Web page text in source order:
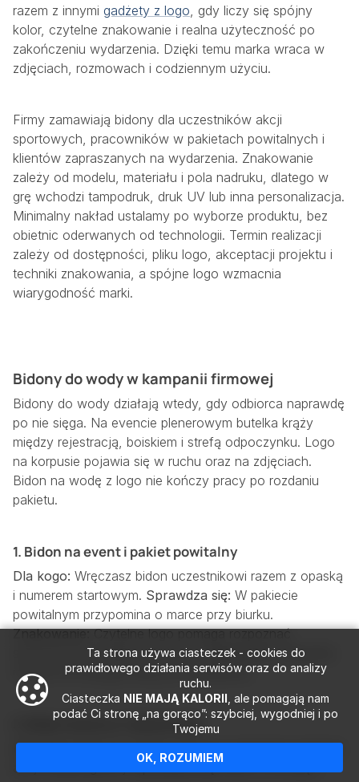
Ta strona używa ciasteczek - cookies do
prawidłowego działania serwisów oraz do analizy
ruchu.
Ciasteczka NIE MAJĄ KALORII , ale pomagają nam
podać Ci stronę „na gorąco”: szybciej, wygodniej i po
Twojemu
OK, ROZUMIEM
razem z innymi gadżety z logo, gdy liczy się spójny
kolor, czytelne znakowanie i realna użyteczność po
zakończeniu wydarzenia. Dzięki temu marka wraca w
zdjęciach, rozmowach i codziennym użyciu.
Firmy zamawiają bidony dla uczestników akcji
sportowych, pracowników w pakietach powitalnych i
klientów zapraszanych na wydarzenia. Znakowanie
zależy od modelu, materiału i pola nadruku, dlatego w
grę wchodzi tampodruk, druk UV lub inna personalizacja.
Minimalny nakład ustalamy po wyborze produktu, bez
obietnic oderwanych od technologii. Termin realizacji
zależy od dostępności, pliku logo, akceptacji projektu i
techniki znakowania, a spójne logo wzmacnia
wiarygodność marki.
Bidony do wody w kampanii firmowej
Bidony do wody działają wtedy, gdy odbiorca naprawdę
po nie sięga. Na evencie plenerowym butelka krąży
między rejestracją, boiskiem i strefą odpoczynku. Logo
na korpusie pojawia się w ruchu oraz na zdjęciach.
Bidon na wodę z logo nie kończy pracy po rozdaniu
pakietu.
1. Bidon na event i pakiet powitalny
Dla kogo: Wręczasz bidon uczestnikowi razem z opaską
i numerem startowym. Sprawdza się: W pakiecie
powitalnym przypomina o marce przy biurku.
Znakowanie:Czytelne logo pomaga rozpoznać
sponsora przy kolejce po wodę.Pojemność:Wygodny
rozmiar nie obciąża torby po wydarzeniu.
2. Bidon do biura i aktywności
Dla kogo:
Wręczasz bidony firmowe zespołowi podczas
akcji wellbeingowej.
Sprawdza się: